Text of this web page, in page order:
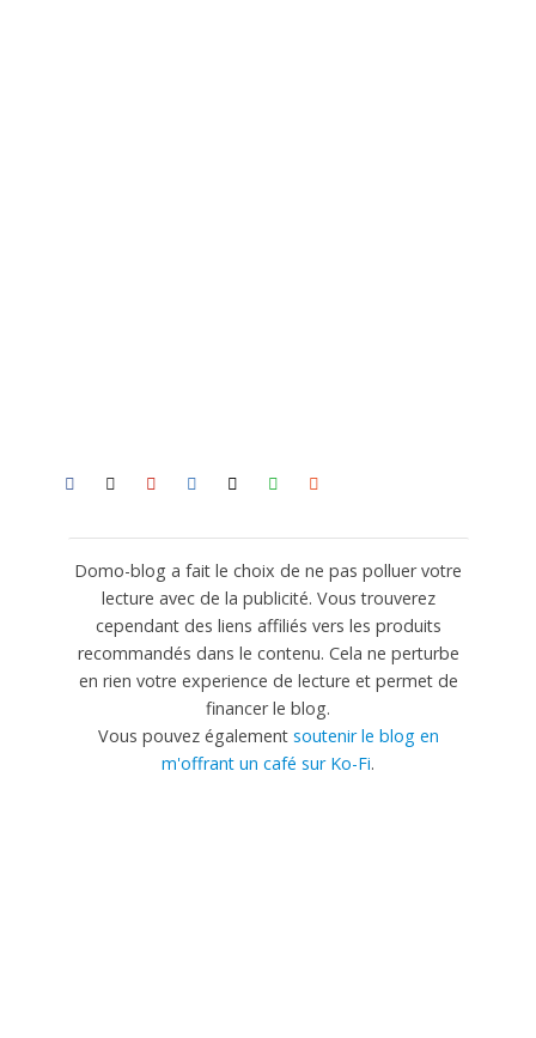
Domo-blog a fait le choix de ne pas polluer votre
lecture avec de la publicité. Vous trouverez
cependant des liens affiliés vers les produits
recommandés dans le contenu. Cela ne perturbe
en rien votre experience de lecture et permet de
financer le blog.
Vous pouvez également soutenir le blog en
m'offrant un café sur Ko-Fi.